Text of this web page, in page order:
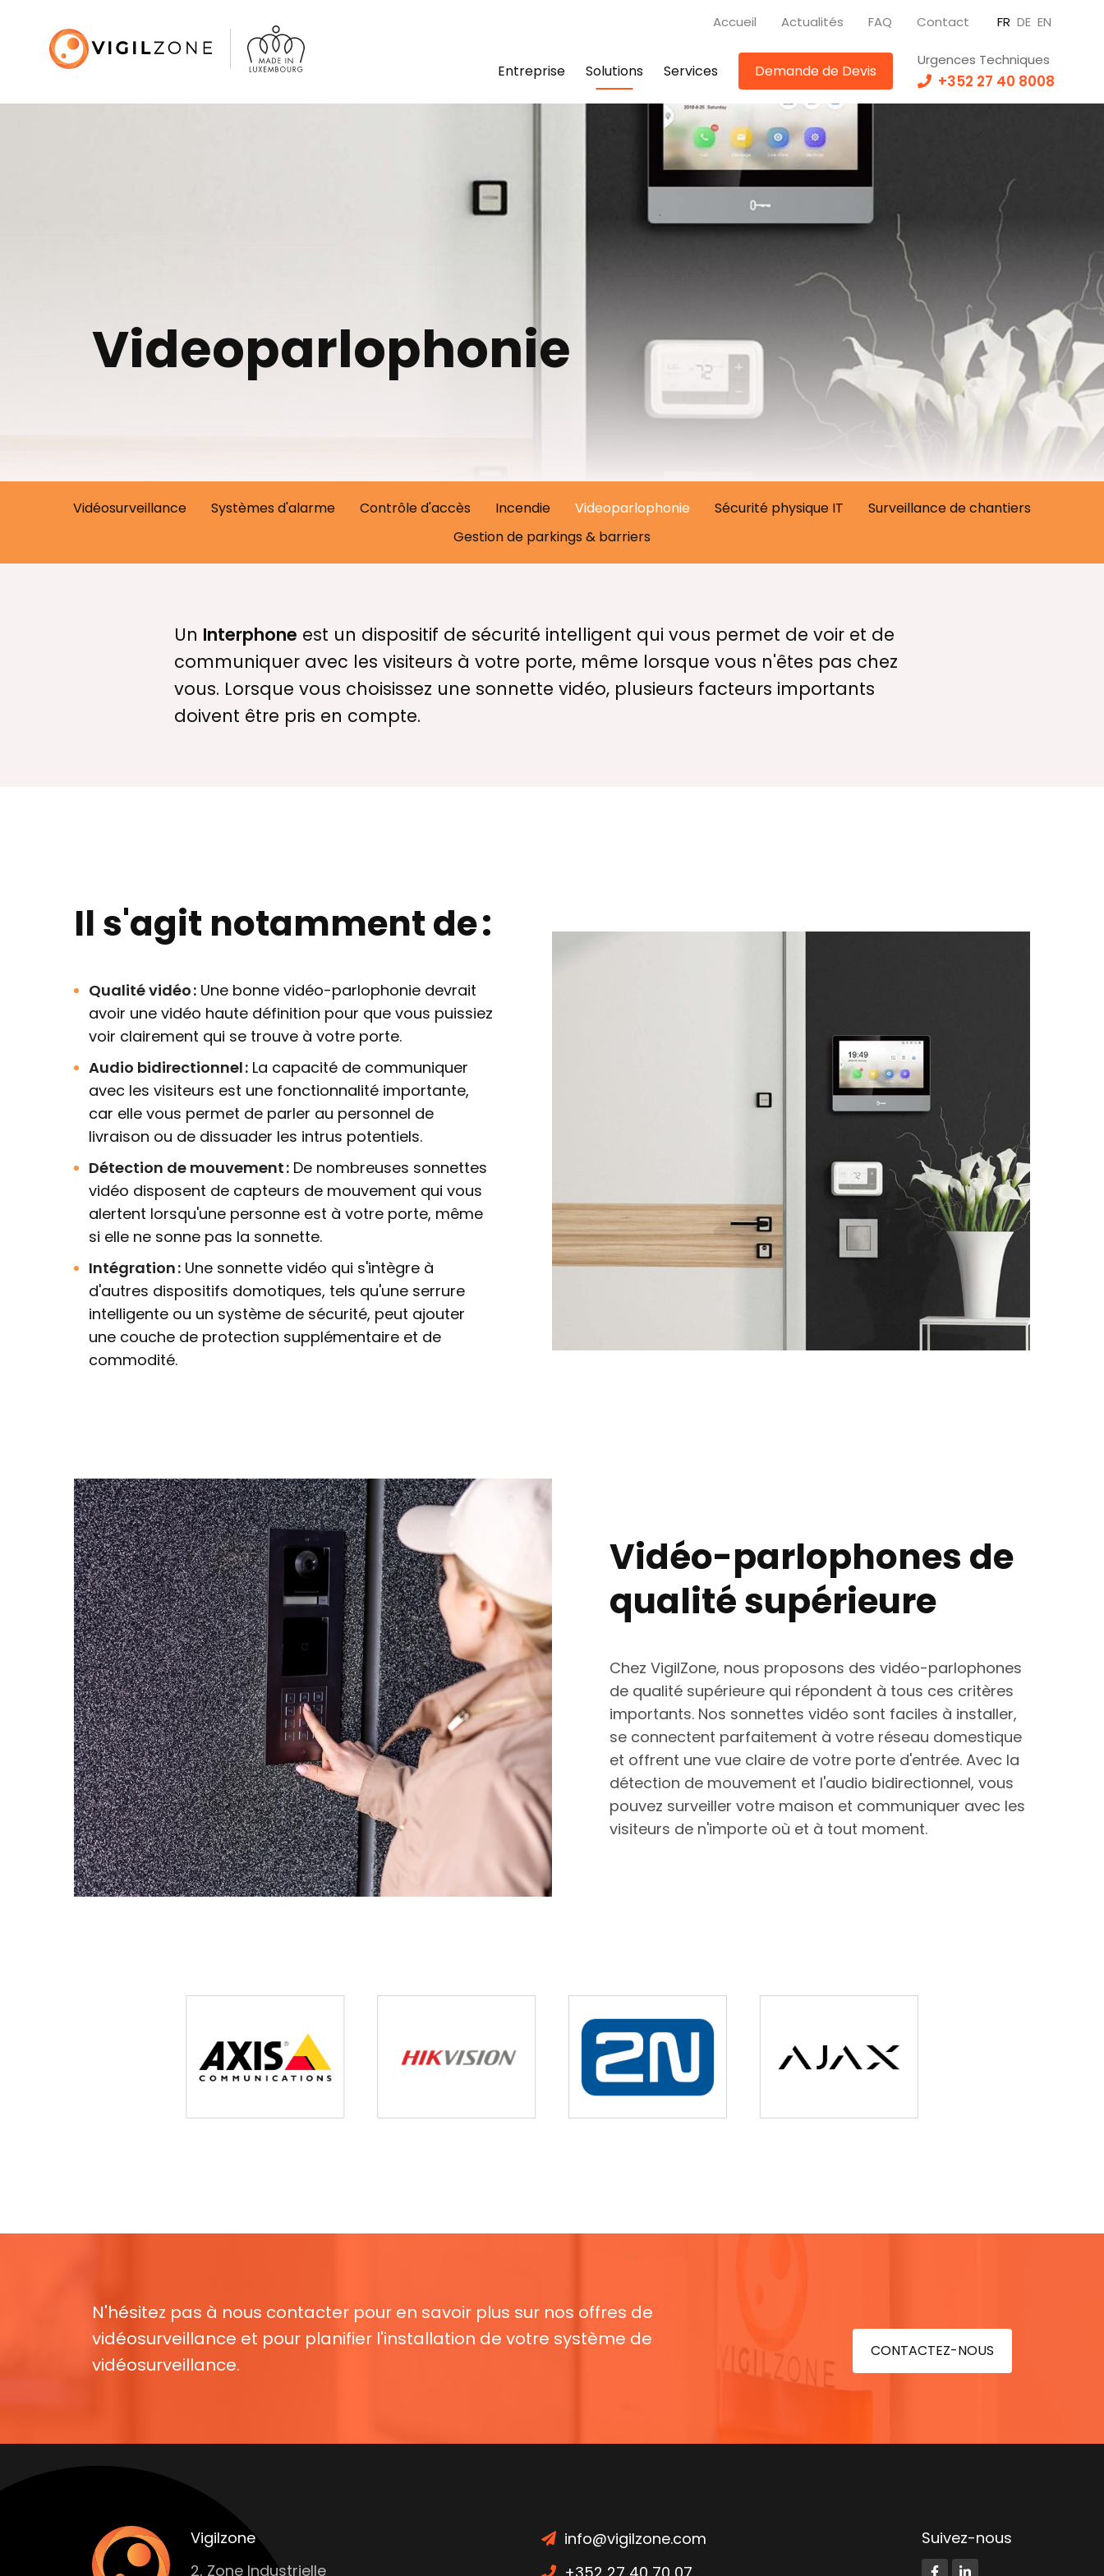
Accueil Actualités FAQ Contact FR DE EN
Entreprise Solutions Services Demande de Devis
Urgences Techniques
+352 27 40 8008
Videoparlophonie
Vidéosurveillance Systèmes d'alarme Contrôle d'accès Incendie Videoparlophonie Sécurité physique IT
Surveillance de chantiers
Gestion de parkings & barriers
Un Interphone est un dispositif de sécurité intelligent qui vous permet de voir et de
communiquer avec les visiteurs à votre porte, même lorsque vous n'êtes pas chez
vous. Lorsque vous choisissez une sonnette vidéo, plusieurs facteurs importants
doivent être pris en compte.
Il s'agit notamment de :
Qualité vidéo : Une bonne vidéo-parlophonie devrait
avoir une vidéo haute définition pour que vous puissiez
voir clairement qui se trouve à votre porte.
Audio bidirectionnel : La capacité de communiquer
avec les visiteurs est une fonctionnalité importante,
car elle vous permet de parler au personnel de
livraison ou de dissuader les intrus potentiels.
Détection de mouvement : De nombreuses sonnettes
vidéo disposent de capteurs de mouvement qui vous
alertent lorsqu'une personne est à votre porte, même
si elle ne sonne pas la sonnette.
Intégration : Une sonnette vidéo qui s'intègre à
d'autres dispositifs domotiques, tels qu'une serrure
intelligente ou un système de sécurité, peut ajouter
une couche de protection supplémentaire et de
commodité.
Vidéo-parlophones de
qualité supérieure
Chez VigilZone, nous proposons des vidéo-parlophones
de qualité supérieure qui répondent à tous ces critères
importants. Nos sonnettes vidéo sont faciles à installer,
se connectent parfaitement à votre réseau domestique
et offrent une vue claire de votre porte d'entrée. Avec la
détection de mouvement et l'audio bidirectionnel, vous
pouvez surveiller votre maison et communiquer avec les
visiteurs de n'importe où et à tout moment.
N'hésitez pas à nous contacter pour en savoir plus sur nos offres de
vidéosurveillance et pour planifier l'installation de votre système de
vidéosurveillance.
CONTACTEZ-NOUS
Vigilzone
2, Zone Industrielle
info@vigilzone.com
Suivez-nous